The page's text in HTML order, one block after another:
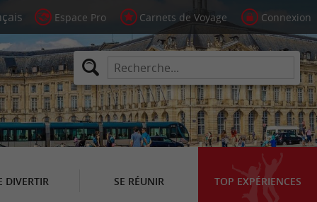
Espace Pro Carnets de Voyage Connexion
DIVERTIR SE RÉUNIR TOP EXPÉRIENCES